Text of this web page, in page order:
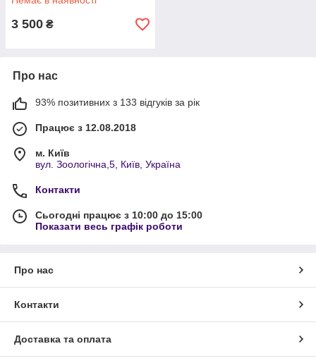
3 500 ₴
Про нас
93% позитивних з 133 відгуків за рік
Працює з 12.08.2018
м. Київ
вул. Зоологічна,5, Київ, Україна
Контакти
Сьогодні працює з 10:00 до 15:00
Показати весь графік роботи
Про нас
Контакти
Доставка та оплата